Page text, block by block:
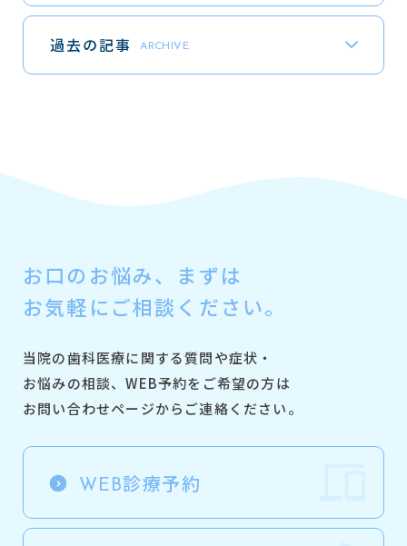
過去の記事 ARCHIVE
お口のお悩み、
まずは
お気軽にご相談ください。
当院の歯科医療に関する質問や症状・
お悩みの相談、WEB予約をご希望の方は
お問い合わせページからご連絡ください。
WEB診療予約